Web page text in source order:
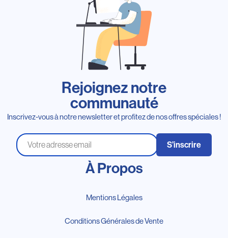
Rejoignez notre
communauté
Inscrivez-vous à notre newsletter et profitez de nos offres spéciales !
S’inscrire
À Propos
Mentions Légales
Conditions Générales de Vente